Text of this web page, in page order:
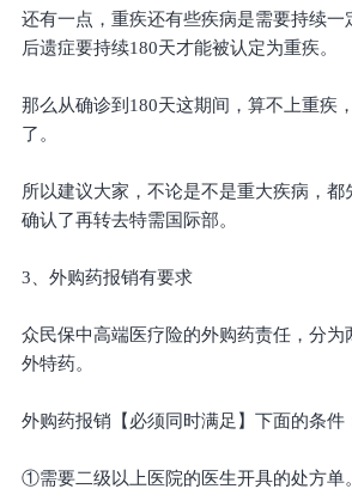
还有一点，重疾还有些疾病是需要持续一
后遗症要持续180天才能被认定为重疾。
那么从确诊到180天这期间，算不上重疾
了。
所以建议大家，不论是不是重大疾病，
确认了再转去特需国际部。
3、外购药报销有要求
众民保中高端医疗险的外购药责任，分为
外特药。
外购药报销【必须同时满足】下面的条件
①需要二级以上医院的医生开具的处方单。